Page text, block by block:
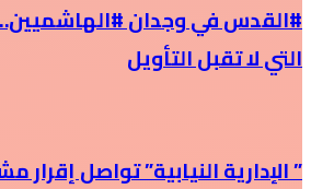
#القدس في وجدان
التي لا تقبل التأويل
” الإدارية النيابية” تواصل إقرار